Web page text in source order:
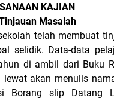
KAJIAN
Masalah
telah membuat
selidik. Data-data
di ambil dari Buku
lewat akan menulis
Borang slip Datang